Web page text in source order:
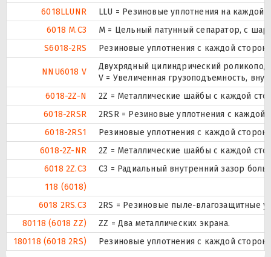
6018LLUNR
LLU = Резиновые уплотнения на каждой
6018 M.C3
M = Цельный латунный сепаратор, с
S6018-2RS
Резиновые уплотнения с каждой
NNU6018 V
Двухрядный цилиндрический
V = Увеличенная грузоподъемность,
6018-2Z-N
2Z = Металлические шайбы с каждой
6018-2RSR
2RSR = Резиновые уплотнения с
6018-2RS1
Резиновые уплотнения с каждой
6018-2Z-NR
2Z = Металлические шайбы с каждой
6018 2Z.C3
C3 = Радиальный внутренний зазор
118 (6018)
6018 2RS.C3
2RS = Резиновые пыле-влагозащитные
80118 (6018 ZZ)
ZZ = Два металлических экрана.
180118 (6018 2RS)
Резиновые уплотнения с каждой